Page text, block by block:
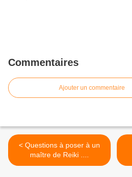
Commentaires
Ajouter un commentaire
< Questions à poser à un
maître de Reiki ....